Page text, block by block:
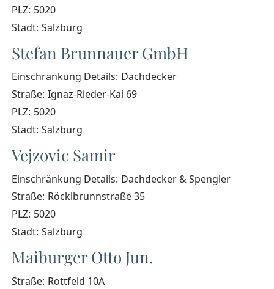
PLZ: 5020
Stadt: Salzburg
Stefan Brunnauer GmbH
Einschränkung Details: Dachdecker
Straße: Ignaz-Rieder-Kai 69
PLZ: 5020
Stadt: Salzburg
Vejzovic Samir
Einschränkung Details: Dachdecker & Spengler
Straße: Röcklbrunnstraße 35
PLZ: 5020
Stadt: Salzburg
Maiburger Otto Jun.
Straße: Rottfeld 10A